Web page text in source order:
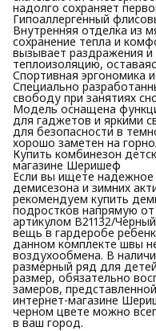
надолго сохраняет
Гипоаллергенный
Внутренняя отделка из
сохранение тепла и
вызывает раздражения
теплоизоляцию,
Спортивная эргономика
Специально
свободу при занятиях
Модель оснащена
для гаджетов и яркими
для безопасности в
хорошо заметен на
Купить комбинезон
магазине Шеришеф
Если вы ищете
демисезона и зимних
рекомендуем купить
подростков напрямую
артикулом В21132/
вещь в гардеробе
данном комплекте швы
воздухообмена. В
размерный ряд для
размер, обязательно
замеров,
интернет-магазине
черном цвете можно
в ваш город.